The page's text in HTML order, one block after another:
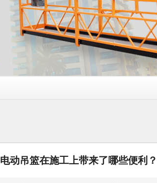
电动吊篮在施工上带来了哪些便利？